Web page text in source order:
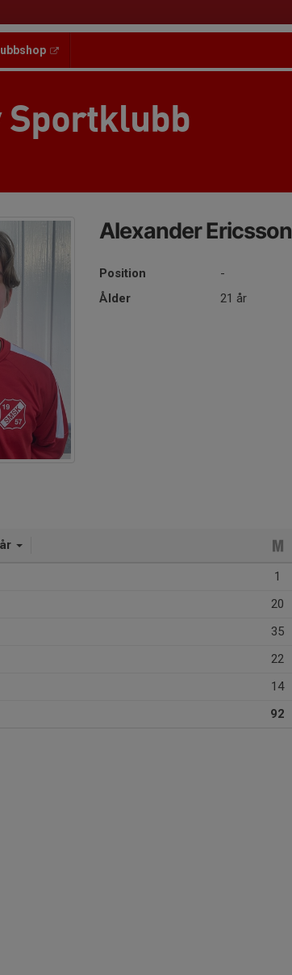
Sportklubb
Alexander Ericsson
Position
-
Ålder
21 år
1
20
35
22
14
92